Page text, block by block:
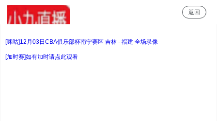
返回
[咪咕]12月03日CBA俱乐部杯南宁赛区 吉林 - 福建 全场录像
[加时赛]如有加时请点此观看